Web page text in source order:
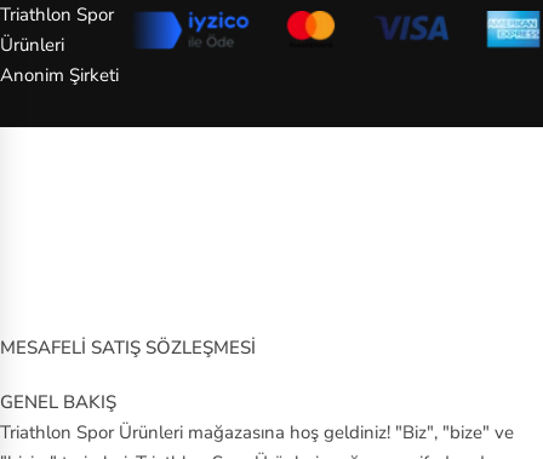
Triathlon Spor
Ürünleri
Anonim Şirketi
MESAFELİ SATIŞ SÖZLEŞMESİ
GENEL BAKIŞ
Triathlon Spor Ürünleri mağazasına hoş geldiniz! "Biz", "bize" ve